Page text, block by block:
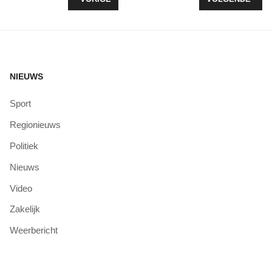
NIEUWS
Sport
Regionieuws
Politiek
Nieuws
Video
Zakelijk
Weerbericht